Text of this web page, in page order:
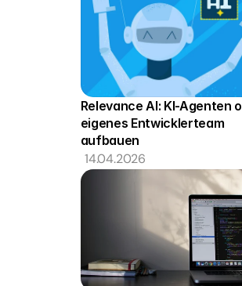
Relevance AI: KI-Agenten
eigenes Entwicklerteam
aufbauen
14.04.2026